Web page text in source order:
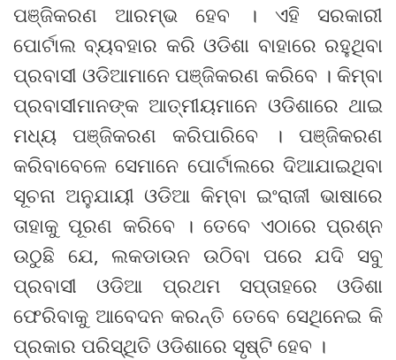
ପଞ୍ଜିକରଣ ଆରମ୍ଭ ହେବ । ଏହି ସରକାରୀ
ପୋର୍ଟାଲ ବ୍ୟବହାର କରି ଓଡିଶା ବାହାରେ ରହୁଥିବା
ପ୍ରବାସୀ ଓଡିଆମାନେ ପଞ୍ଜିକରଣ କରିବେ । କିମ୍ବା
ପ୍ରବାସୀମାନଙ୍କ ଆତ୍ମୀୟମାନେ ଓଡିଶାରେ ଥାଇ
ମଧ୍ୟ ପଞ୍ଜିକରଣ କରିପାରିବେ । ପଞ୍ଜିକରଣ
କରିବାବେଳେ ସେମାନେ ପୋର୍ଟାଲରେ ଦିଆଯାଇଥିବା
ସୂଚନା ଅନୁଯାୟୀ ଓଡିଆ କିମ୍ବା ଇଂରାଜୀ ଭାଷାରେ
ତାହାକୁ ପୂରଣ କରିବେ । ତେବେ ଏଠାରେ ପ୍ରଶ୍ନ
ଉଠୁଛି ଯେ, ଲକଡାଉନ ଉଠିବା ପରେ ଯଦି ସବୁ
ପ୍ରବାସୀ ଓଡିଆ ପ୍ରଥମ ସପ୍ତାହରେ ଓଡିଶା
ଫେରିବାକୁ ଆବେଦନ କରନ୍ତି ତେବେ ସେଥିନେଇ କି
ପ୍ରକାର ପରିସ୍ଥିତି ଓଡିଶାରେ ସୃଷ୍ଟି ହେବ ।